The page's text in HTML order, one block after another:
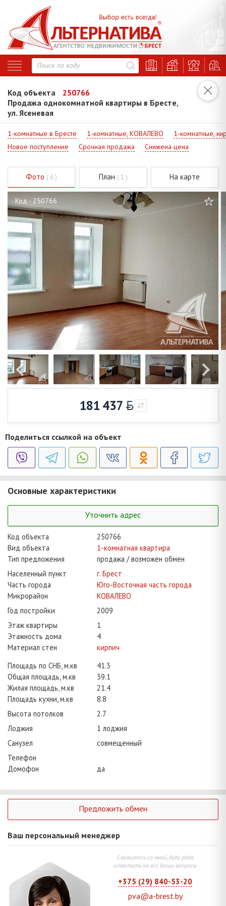
Код объекта
250766
Продажа однокомнатной квартиры в Бресте,
ул. Ясеневая
1-комнатные в Бресте 1-комнатные, КОВАЛЕВО
1-комнатные,
Новое поступление
Срочная продажа Снижена цена
Фото ( 6 ) План ( 1 ) На карте
Код - 250766
181 437
Поделиться ссылкой на объект
Основные характеристики
Уточнить адрес
Код объекта
250766
Вид объекта
1-комнатная квартира
Тип предложения
продажа / возможен обмен
Населенный пункт
г. Брест
Часть города
Юго-Восточная часть города
Микрорайон
КОВАЛЕВО
Год постройки
2009
Этаж квартиры
1
Этажность дома
4
Материал стен
кирпич
Площадь по СНБ, м.кв
41.3
Общая площадь, м.кв
39.1
Жилая площадь, м.кв
21.4
Площадь кухни, м.кв
8.8
Высота потолков
2.7
Лоджия
1 лоджия
Санузел
совмещенный
Телефон
Домофон
да
Предложить обмен
Ваш персональный менеджер
Свяжитесь со мной, буду рада
ответить на все Ваши вопросы
+375 (29) 840-53-20
pva@a-brest.by